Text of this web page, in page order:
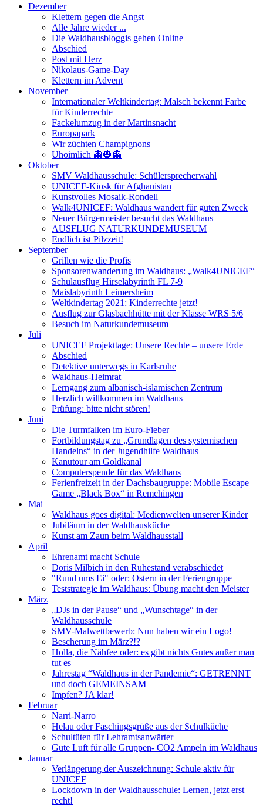
Dezember
Klettern gegen die Angst
Alle Jahre wieder ...
Die Waldhausbloggis gehen Online
Abschied
Post mit Herz
Nikolaus-Game-Day
Klettern im Advent
November
Internationaler Weltkindertag: Malsch bekennt Farbe
für Kinderrechte
Fackelumzug in der Martinsnacht
Europapark
Wir züchten Champignons
Uhoimlich 👻🎃👻
Oktober
SMV Waldhausschule: Schülersprecherwahl
UNICEF-Kiosk für Afghanistan
Kunstvolles Mosaik-Rondell
Walk4UNICEF: Waldhaus wandert für guten Zweck
Neuer Bürgermeister besucht das Waldhaus
AUSFLUG NATURKUNDEMUSEUM
Endlich ist Pilzzeit!
September
Grillen wie die Profis
Sponsorenwanderung im Waldhaus: „Walk4UNICEF“
Schulausflug Hirselabyrinth FL 7-9
Maislabyrinth Leimersheim
Weltkindertag 2021: Kinderrechte jetzt!
Ausflug zur Glasbachhütte mit der Klasse WRS 5/6
Besuch im Naturkundemuseum
Juli
UNICEF Projekttage: Unsere Rechte – unsere Erde
Abschied
Detektive unterwegs in Karlsruhe
Waldhaus-Heimrat
Lerngang zum albanisch-islamischen Zentrum
Herzlich willkommen im Waldhaus
Prüfung: bitte nicht stören!
Juni
Die Turmfalken im Euro-Fieber
Fortbildungstag zu „Grundlagen des systemischen
Handelns“ in der Jugendhilfe Waldhaus
Kanutour am Goldkanal
Computerspende für das Waldhaus
Ferienfreizeit in der Dachsbaugruppe: Mobile Escape
Game „Black Box“ in Remchingen
Mai
Waldhaus goes digital: Medienwelten unserer Kinder
Jubiläum in der Waldhausküche
Kunst am Zaun beim Waldhausstall
April
Ehrenamt macht Schule
Doris Milbich in den Ruhestand verabschiedet
"Rund ums Ei" oder: Ostern in der Feriengruppe
Teststrategie im Waldhaus: Übung macht den Meister
März
„DJs in der Pause“ und „Wunschtage“ in der
Waldhausschule
SMV-Malwettbewerb: Nun haben wir ein Logo!
Bescherung im März?!?
Holla, die Nähfee oder: es gibt nichts Gutes außer man
tut es
Jahrestag “Waldhaus in der Pandemie“: GETRENNT
und doch GEMEINSAM
Impfen? JA klar!
Februar
Narri-Narro
Helau oder Faschingsgrüße aus der Schulküche
Schultüten für Lehramtsanwärter
Gute Luft für alle Gruppen- CO2 Ampeln im Waldhaus
Januar
Verlängerung der Auszeichnung: Schule aktiv für
UNICEF
Lockdown in der Waldhausschule: Lernen, jetzt erst
recht!